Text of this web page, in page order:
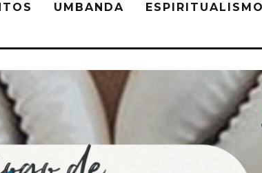
UMBANDA ESPIRITUALISMO